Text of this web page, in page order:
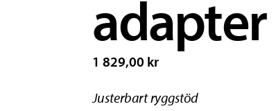
adapter
1 829,00 kr
Justerbart ryggstöd